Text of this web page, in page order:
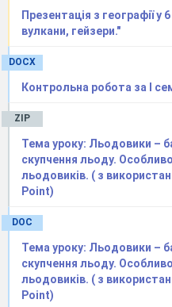
гумусу.
8.Укажіть правильні
ґрунти, їхнє
властивості,
Ґрунти
порід після
Грунт є
атмосфери
Презентація з географії у
вулкани, гейзери."
DOCX
Контрольна робота за I
ZIP
Тема уроку: Льодовики –
скупчення льоду.
льодовиків. ( з
Point)
DOC
Тема уроку: Льодовики –
скупчення льоду.
льодовиків. ( з
Point)